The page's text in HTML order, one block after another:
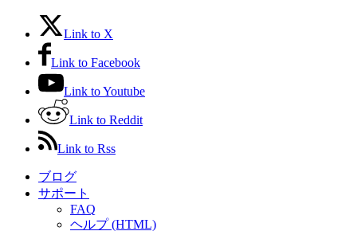
Link to X
Link to Facebook
Link to Youtube
Link to Reddit
Link to Rss
ブログ
サポート
FAQ
ヘルプ (HTML)